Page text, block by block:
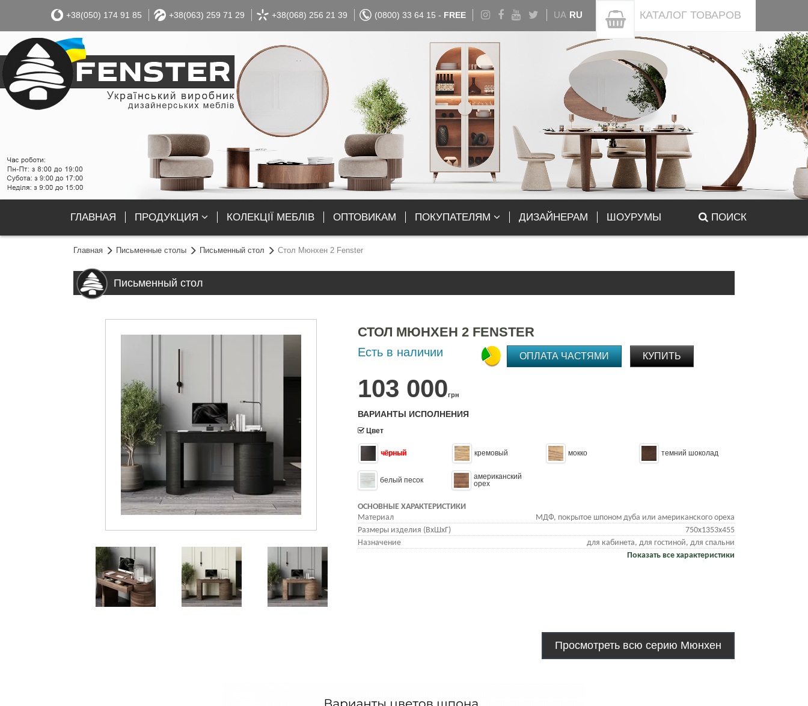
+38(050) 174 91 85 +38(063) 259 71 29 +38(068) 256 21 39 (0800) 33 64 15 - FREE UA RU КАТАЛОГ ТОВАРОВ
ГЛАВНАЯ ПРОДУКЦИЯ КОЛЕКЦІЇ МЕБЛІВ ОПТОВИКАМ ПОКУПАТЕЛЯМ ДИЗАЙНЕРАМ ШОУРУМЫ ПОИСК
Главная Письменные столы Письменный стол Стол Мюнхен 2 Fenster
Письменный стол
СТОЛ МЮНХЕН 2 FENSTER
Есть в наличии
103 000грн
ОПЛАТА ЧАСТЯМИ КУПИТЬ
ВАРИАНТЫ ИСПОЛНЕНИЯ
Цвет
чёрный кремовый мокко темний шоколад
белый песок
американский
орех
ОСНОВНЫЕ ХАРАКТЕРИСТИКИ
Материал
МДФ, покрытое шпоном дуба или американского ореха
Размеры изделия (ВхШхГ)
750х1353х455
Назначение
для кабинета, для гостиной, для спальни
Показать все характеристики
Просмотреть всю серию Мюнхен